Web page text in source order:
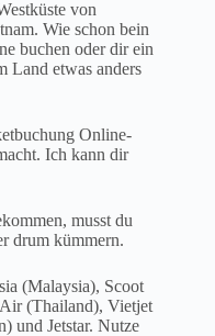
von
Wie schon bein
buchen oder dir ein
Land etwas anders
Online-
Ich kann dir
musst du
drum kümmern.
(Malaysia), Scoot
(Thailand), Vietjet
und Jetstar. Nutze